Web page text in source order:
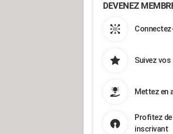
DEVENEZ
Suivez
Mettez en
Profitez
inscrivant